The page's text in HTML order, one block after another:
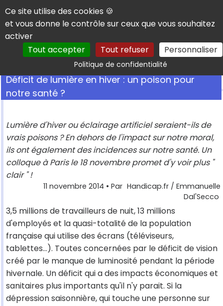
Panneau de gestion des cookies
Ce site utilise des cookies 🍪
et vous donne le contrôle sur ceux que vous souhaitez
activer
Tout accepter
Tout refuser Personnaliser
Politique de confidentialitéRechercher
Déficit de lumière en hiver : un poison pour
notre santé ?
Lumière d'hiver ou éclairage artificiel seraient-ils de
vrais poisons ? En dehors de l'impact sur notre moral,
ils ont également des incidences sur notre santé. Un
colloque à Paris le 18 novembre promet d'y voir plus "
clair " !
11 novembre 2014 • Par Handicap.fr / Emmanuelle
Dal'Secco
3,5 millions de travailleurs de nuit, 13 millions
d'employés et la quasi-totalité de la population
française qui utilise des écrans (téléviseurs,
tablettes…). Toutes concernées par le déficit de vision
créé par le manque de luminosité pendant la période
hivernale. Un déficit qui a des impacts économiques et
sanitaires plus importants qu'il n'y parait. Si la
dépression saisonnière, qui touche une personne sur